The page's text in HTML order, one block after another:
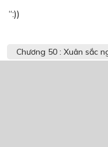
“:))